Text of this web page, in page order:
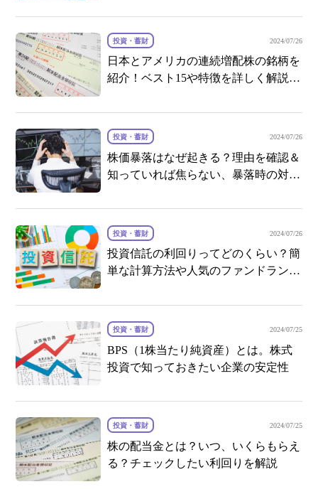
投資・蓄財 2024/07/26
日本とアメリカの連続増配株の銘柄を
紹介！ベスト15や特徴を詳しく解説し
投資・蓄財 2024/07/26
株価暴落はなぜ起きる？理由を確認＆
知っていれば焦らない、暴落時の対応
投資・蓄財 2024/07/26
投資信託の利回りってどのくらい？簡
単な計算方法や人気のファンドランキ
投資・蓄財 2024/07/25
BPS（1株当たり純資産）とは。株式
投資で知っておきたい企業の安定性
投資・蓄財 2024/07/25
株の配当金とは？いつ、いくらもらえ
る？チェックしたい利回りを解説